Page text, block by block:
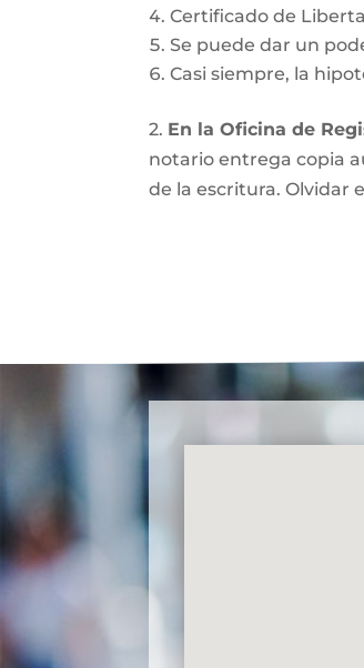
Certificado de
Se puede dar un
Casi siempre, la
2. En la Oficina de
notario entrega copia
de la escritura. Olvidar